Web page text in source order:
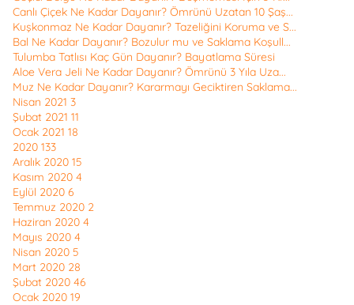
Canlı Çiçek Ne Kadar Dayanır? Ömrünü Uzatan 10 Şaş...
Kuşkonmaz Ne Kadar Dayanır? Tazeliğini Koruma ve S...
Bal Ne Kadar Dayanır? Bozulur mu ve Saklama Koşull...
Tulumba Tatlısı Kaç Gün Dayanır? Bayatlama Süresi
Aloe Vera Jeli Ne Kadar Dayanır? Ömrünü 3 Yıla Uza...
Muz Ne Kadar Dayanır? Kararmayı Geciktiren Saklama...
Nisan 2021 3
Şubat 2021 11
Ocak 2021 18
2020 133
Aralık 2020 15
Kasım 2020 4
Eylül 2020 6
Temmuz 2020 2
Haziran 2020 4
Mayıs 2020 4
Nisan 2020 5
Mart 2020 28
Şubat 2020 46
Ocak 2020 19